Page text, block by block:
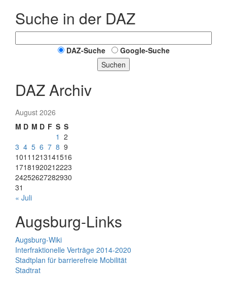
Suche in der DAZ
DAZ-Suche
Google-Suche
Suchen
DAZ Archiv
August 2026
M D M D F S S
1 2
3 4 5 6 7 8 9
1011 1213141516
17181920212223
24252627282930
31
« Juli
Augsburg-Links
Augsburg-Wiki
Interfraktionelle Verträge 2014-2020
Stadtplan für barrierefreie Mobilität
Stadtrat